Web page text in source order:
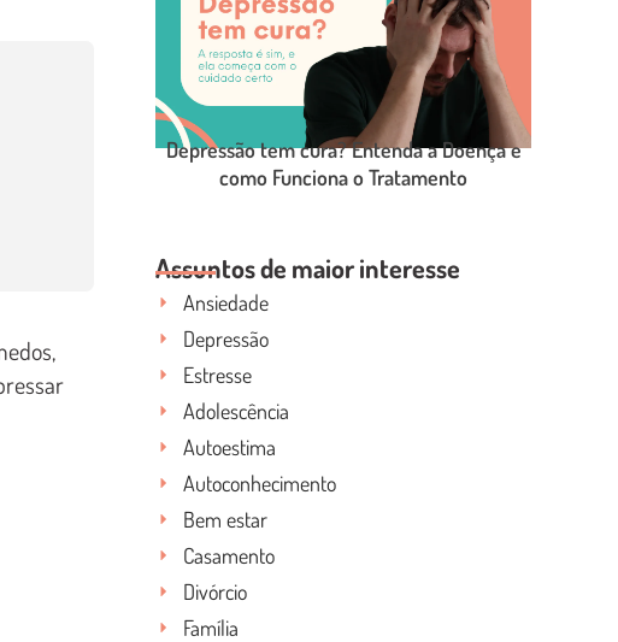
LEIA O POST COMPLETO
Depressão tem cura? Entenda a Doença e
como Funciona o Tratamento
Assuntos de maior interesse
Ansiedade
Depressão
Estresse
Adolescência
Autoestima
Autoconhecimento
Bem estar
Casamento
Divórcio
Família